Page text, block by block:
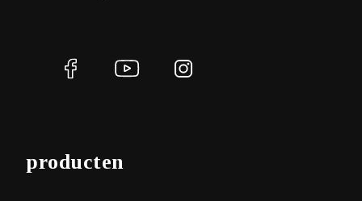
producten